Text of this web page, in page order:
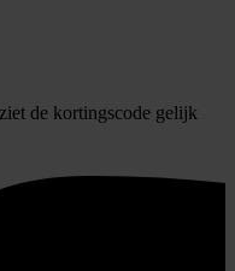
de kortingscode gelijk